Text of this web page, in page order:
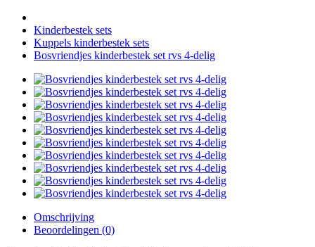
Kinderbestek sets
Kuppels kinderbestek sets
Bosvriendjes kinderbestek set rvs 4-delig
Omschrijving
Beoordelingen (0)